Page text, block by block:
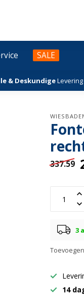
SALE
& DeskundigeLevering
337.59
3
14